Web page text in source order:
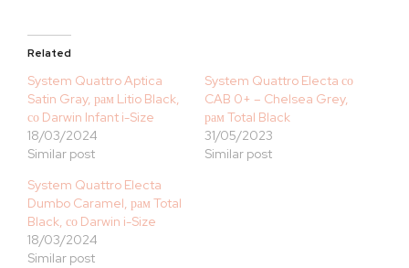
Related
System Quattro Aptica
Satin Gray, рам Litio Black,
со Darwin Infant i-Size
18/03/2024
Similar post
System Quattro Electa со
CAB 0+ – Chelsea Grey,
рам Total Black
31/05/2023
Similar post
System Quattro Electa
Dumbo Caramel, рам Total
Black, со Darwin i-Size
18/03/2024
Similar post